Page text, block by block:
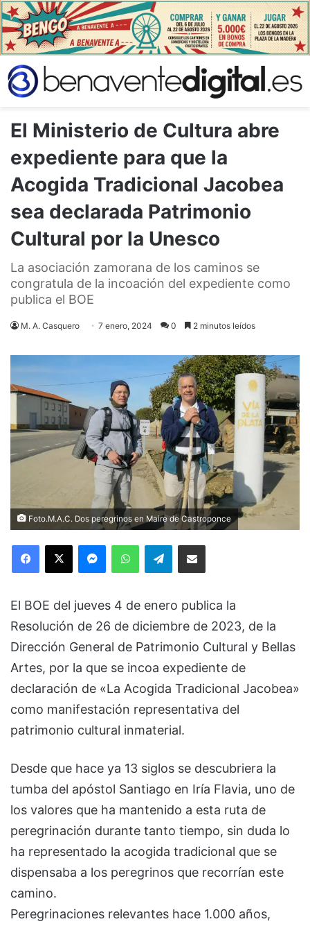
El Ministerio de Cultura abre
expediente para que la
Acogida Tradicional Jacobea
sea declarada Patrimonio
Cultural por la Unesco
La asociación zamorana de los caminos se
congratula de la incoación del expediente como
publica el BOE
M. A. Casquero 7 enero, 2024 0 2 minutos leídos
Foto.M.A.C. Dos peregrinos en Maire de Castroponce
Facebook
X MessengerWhatsAppTelegramCompartir via Email
El BOE del jueves 4 de enero publica la
Resolución de 26 de diciembre de 2023, de la
Dirección General de Patrimonio Cultural y Bellas
Artes, por la que se incoa expediente de
declaración de «La Acogida Tradicional Jacobea»
como manifestación representativa del
patrimonio cultural inmaterial.
Desde que hace ya 13 siglos se descubriera la
tumba del apóstol Santiago en Iría Flavia, uno de
los valores que ha mantenido a esta ruta de
peregrinación durante tanto tiempo, sin duda lo
ha representado la acogida tradicional que se
dispensaba a los peregrinos que recorrían este
camino.
Peregrinaciones relevantes hace 1.000 años,